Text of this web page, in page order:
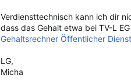
Verdiensttechnisch kann ich dir
dass das Gehalt etwa bei TV-L
Gehaltsrechner Öffentlicher Dienst
LG,
Micha